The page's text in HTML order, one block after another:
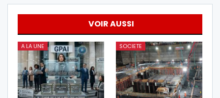
VOIR AUSSI
A LA UNE SOCIETE